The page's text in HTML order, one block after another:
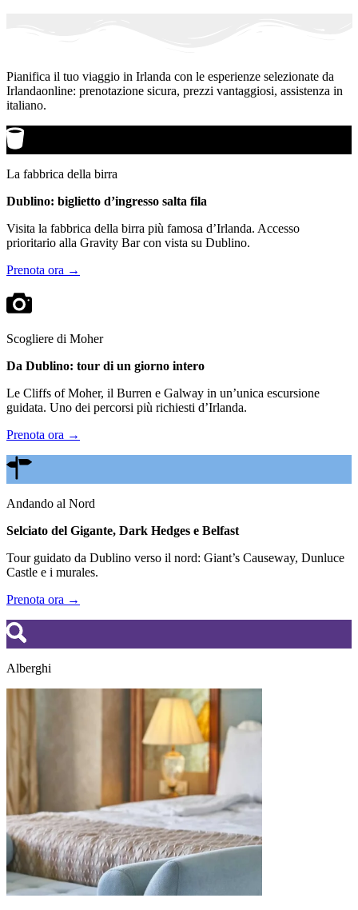
Pianifica il tuo viaggio in Irlanda con le esperienze selezionate da
Irlandaonline: prenotazione sicura, prezzi vantaggiosi, assistenza in
italiano.
La fabbrica della birra
Dublino: biglietto d’ingresso salta fila
Visita la fabbrica della birra più famosa d’Irlanda. Accesso
prioritario alla Gravity Bar con vista su Dublino.
Prenota ora →
Scogliere di Moher
Da Dublino: tour di un giorno intero
Le Cliffs of Moher, il Burren e Galway in un’unica escursione
guidata. Uno dei percorsi più richiesti d’Irlanda.
Prenota ora →
Andando al Nord
Selciato del Gigante, Dark Hedges e Belfast
Tour guidato da Dublino verso il nord: Giant’s Causeway, Dunluce
Castle e i murales.
Prenota ora →
Alberghi